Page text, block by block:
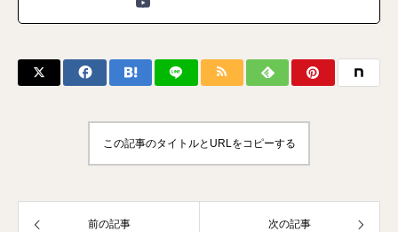
この記事のタイトルとURLをコピーする
前の記事 次の記事